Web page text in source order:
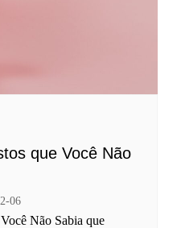
que Você Não
06
Não Sabia que